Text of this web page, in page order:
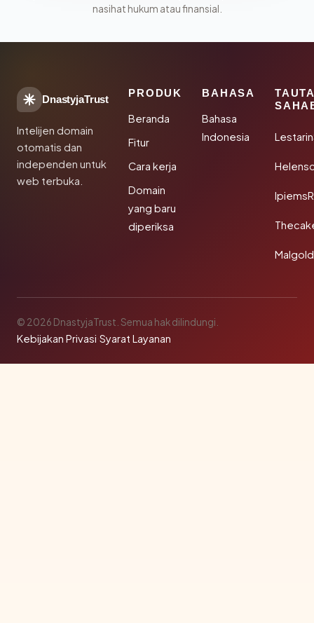
nasihat hukum atau finansial.
DnastyjaTrust
Intelijen domain
otomatis dan
independen untuk
web terbuka.
PRODUK
Beranda
Fitur
Cara kerja
Domain
yang baru
diperiksa
BAHASA
Bahasa
Indonesia
© 2026 DnastyjaTrust. Semua hak dilindungi.
Kebijakan Privasi·Syarat Layanan